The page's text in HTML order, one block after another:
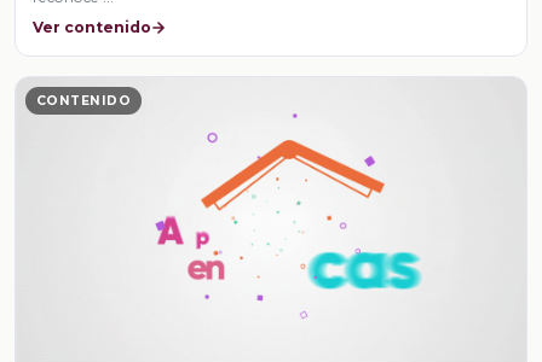
Ver contenido
CONTENIDO